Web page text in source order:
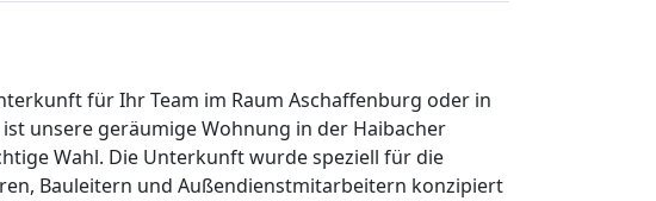
für Ihr Team im Raum Aschaffenburg oder in
unsere geräumige Wohnung in der Haibacher
Wahl. Die Unterkunft wurde speziell für die
Bauleitern und Außendienstmitarbeitern konzipiert